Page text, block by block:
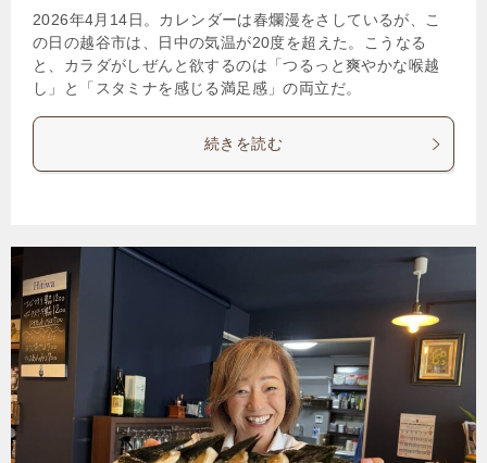
2026年4月14日。カレンダーは春爛漫をさしているが、こ
の日の越谷市は、日中の気温が20度を超えた。こうなる
と、カラダがしぜんと欲するのは「つるっと爽やかな喉越
し」と「スタミナを感じる満足感」の両立だ。
続きを読む